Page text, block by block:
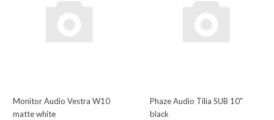
Monitor Audio Vestra W10
matte white
Phaze Audio Tilia SUB 10"
black